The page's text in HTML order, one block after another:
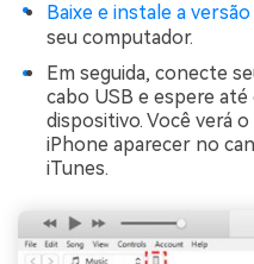
Baixe e instale a
seu computador.
Em seguida, conecte
cabo USB e espere
dispositivo. Você verá
iPhone aparecer no
iTunes.